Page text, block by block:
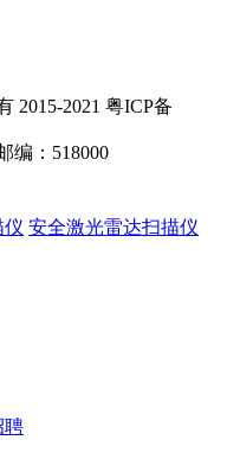
2015-2021 粤ICP备
编：518000
仪 安全激光雷达扫描仪
聘